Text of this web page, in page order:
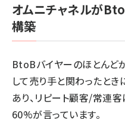
オムニチャネルが
構築
BtoBバイヤーのほとんど
して売り手と関わったとき
あり、リピート顧客/常連
60%が言っています。